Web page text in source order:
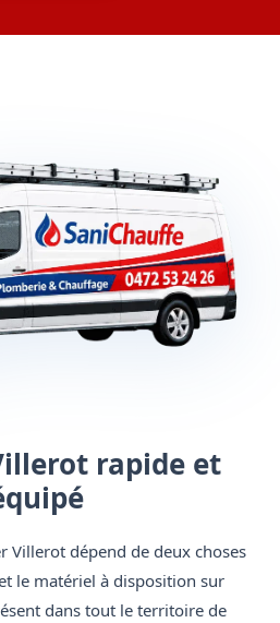
rapide et
Villerot dépend de deux choses
le matériel à disposition sur
dans tout le territoire de